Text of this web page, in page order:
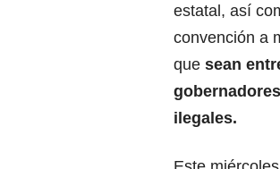
estatal, así
convención a
que sean
ilegales.